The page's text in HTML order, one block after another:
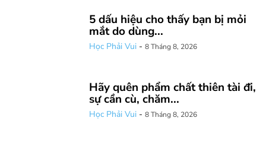
5 dấu hiệu cho thấy bạn bị mỏi
mắt do dùng...
Học Phải Vui - 8 Tháng 8, 2026
Hãy quên phẩm chất thiên tài đi,
sự cần cù, chăm...
Học Phải Vui - 8 Tháng 8, 2026